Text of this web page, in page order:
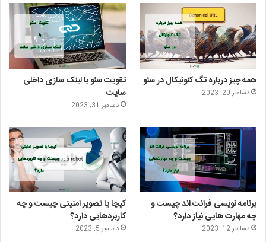
ت
ر
ا
ی
ت
ا
گ
ر
م
ا
م
همه چیز درباره تگ کنونیکال در سئو
دسامبر 20, 2023
تقویت سئو با لینک سازی داخلی
سایت
دسامبر 31, 2023
برنامه نویسی فرانت اند چیست و
چه مهارت هایی نیاز دارد؟
دسامبر 12, 2023
کپچا یا تصویر امنیتی چیست و چه
کاربردهایی دارد؟
دسامبر 5, 2023